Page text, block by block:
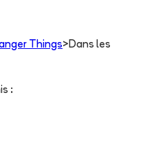
Things> Dans les
: